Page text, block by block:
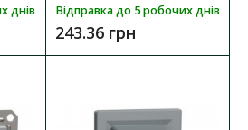
днів Відправка до 5 робочих днів
243.36 грн